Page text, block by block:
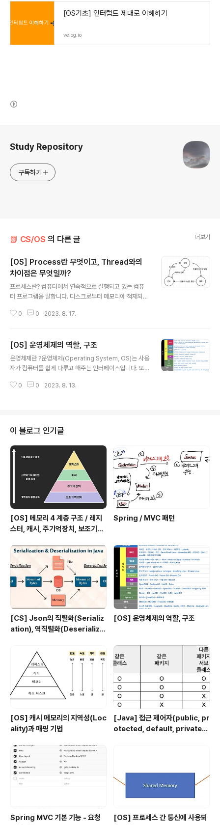
[OS기초] 인터럽트 제대로 이해하기
velog.io
Study Repository
구독하기
📗 CS/OS 의 다른 글 더보기
[OS] Process란 무엇이고, Thread와의
차이점은 무엇일까?
프로세스란? 컴퓨터에서 연속적으로 실행되고 있는 컴퓨
터 프로그램을 말합니다. 디스크로부터 메모리에 적재되어
운영체제로부터 주소 공간, 파일, 메모리 등을 할당받는데
스크)에 존재하며 실행되기를 기다리는 명령어와 정적인
데이터의 묶음입니다. 즉 프로그램은 단순히 명령어와 데
이터의 묶음일 뿐, 생명을 가지고 있지않습니다. 이 프로그
명이 있는 프로세스가 된다고 보시면 됩니다. 프로그램의
0 0 2023. 8. 17.
[OS] 운영체제의 역할, 구조
운영체제란 ?운영체제(Operating System, OS)는 사용
자가 컴퓨터를 쉽게 다루고 해주는 인터페이스입니다. 또
소프트웨어 EX) Window, MAC OS, Unix, Linux, And
반환을 관리 2. 메모리 관리한정된 메모리를 어떤 프로세
스에 얼만큼 할당해야 할 지 관리 3. 디스크 파일 관리디스
크 파일을 어떤 방법으로 보관할지 관리 4. 하드웨어 관리
및 하드웨어 인터페이스 제공I/O 디바이스인 마우스, 키보
드와 컴퓨터 간 데이터를 주고받는 것을 관리하고 복..
0 0 2023. 8. 13.
이 블로그 인기글
[OS] 메모리 4 계층 구조 / 레지
스터, 캐시, 주기억장치, 보조기억
Spring / MVC 패턴
[CS] Json의 직렬화(Serializ
ation), 역직렬화(Deserializa
[OS] 운영체제의 역할, 구조
[OS] 캐시 메모리의 지역성(Loc
ality)과 매핑 기법
[Java] 접근 제어자(public, pr
otected, default, private)
Spring MVC 기본 기능 - 요청
[OS] 프로세스 간 통신에 사용되